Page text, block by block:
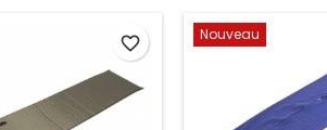
favorite_border Nouveau